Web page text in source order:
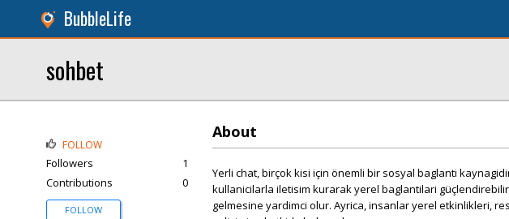
BubbleLife
sohbet
About
Yerli chat, birçok kisi için önemli bir sosyal baglanti
kullanicilarla iletisim kurarak yerel baglantilari
gelmesine yardimci olur. Ayrica, insanlar yerel etkinlikleri,
FOLLOW
Followers
1
Contributions
0
FOLLOW